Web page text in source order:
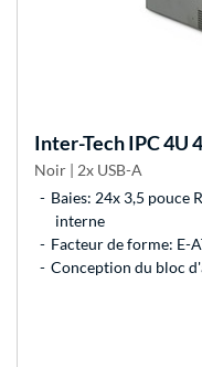
Inter-TechIPC 4U
Noir | 2x USB-A
Baies: 24x 3,5 pouce
interne
Facteur de forme: E-
Conception du bloc